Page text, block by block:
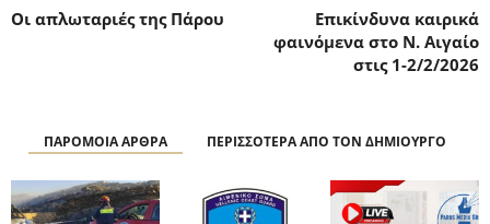
Οι απλωταριές της Πάρου
Επικίνδυνα καιρικά
φαινόμενα στο Ν. Αιγαίο
στις 1-2/2/2026
ΠΑΡΟΜΟΙΑ ΑΡΘΡΑ ΠΕΡΙΣΣΟΤΕΡΑ ΑΠΟ ΤΟΝ ΔΗΜΙΟΥΡΓΟ